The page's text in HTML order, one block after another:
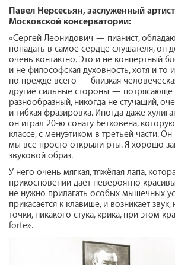
Павел Нерсесьян,заслуженный
Московской консерватории:
«Сергей Леонидович — пианист,
попадать в самое сердце слушателя, он
очень контактно. Это и не концертный
и не философская духовность, хотя и то
но прежде всего — близкая
другие сильные стороны — потрясающе
разнообразный, никогда не стучащий,
и гибкая фразировка. Иногда даже
он играл 20‑ю сонату Бетховена,
классе, с менуэтиком в третьей части. Он
мы все просто открыли рты. Я хорошо
звуковой образ.
У него очень мягкая, тяжёлая лапа,
прикосновении дает невероятно
не нужно прилагать особых мышечных
прикасается к клавише, и возникает звук,
точки, никакого стука, крика, при этом
forte».